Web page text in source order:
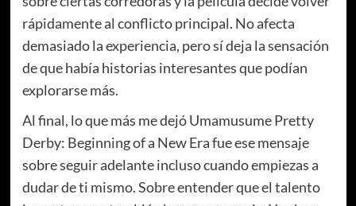
rápidamente al conflicto principal. No afecta
demasiado la experiencia, pero sí deja la sensación
de que había historias interesantes que podían
explorarse más.
Al final, lo que más me dejó Umamusume Pretty
Derby: Beginning of a New Era fue ese mensaje
sobre seguir adelante incluso cuando empiezas a
dudar de ti mismo. Sobre entender que el talento